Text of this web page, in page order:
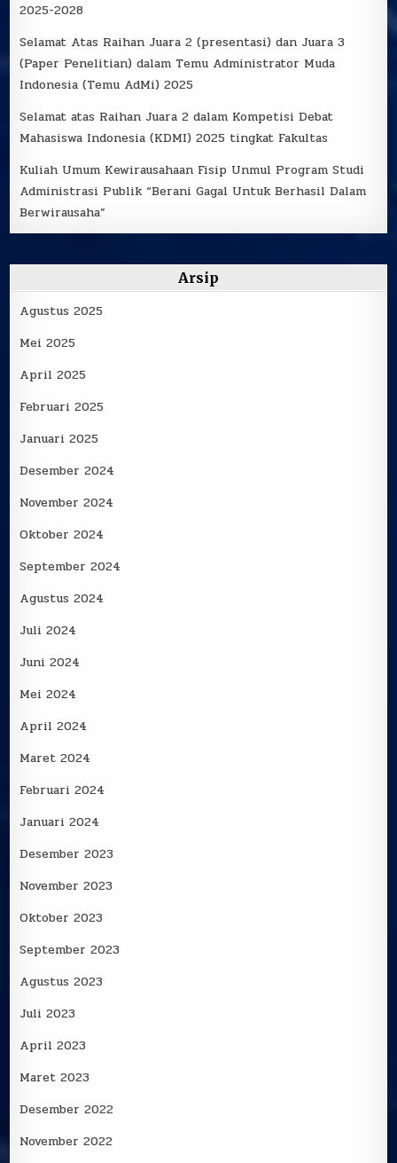
2025-2028
Selamat Atas Raihan Juara 2 (presentasi) dan Juara 3
(Paper Penelitian) dalam Temu Administrator Muda
Indonesia (Temu AdMi) 2025
Selamat atas Raihan Juara 2 dalam Kompetisi Debat
Mahasiswa Indonesia (KDMI) 2025 tingkat Fakultas
Kuliah Umum Kewirausahaan Fisip Unmul Program Studi
Administrasi Publik “Berani Gagal Untuk Berhasil Dalam
Berwirausaha”
Arsip
Agustus 2025
Mei 2025
April 2025
Februari 2025
Januari 2025
Desember 2024
November 2024
Oktober 2024
September 2024
Agustus 2024
Juli 2024
Juni 2024
Mei 2024
April 2024
Maret 2024
Februari 2024
Januari 2024
Desember 2023
November 2023
Oktober 2023
September 2023
Agustus 2023
Juli 2023
April 2023
Maret 2023
Desember 2022
November 2022